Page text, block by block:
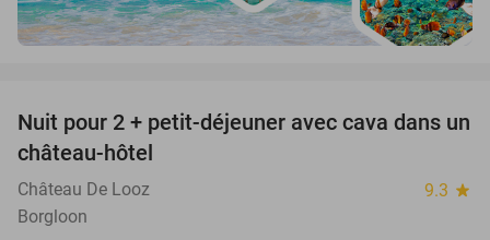
48%
Nuit pour 2 + petit-déjeuner avec cava dans un
château-hôtel
Château De Looz 9.3 star
Borgloon